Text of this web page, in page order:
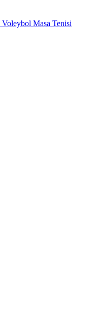
Voleybol Masa Tenisi